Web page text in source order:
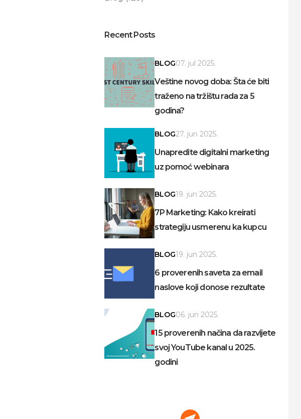
Recent Posts
BLOG07. jul 2025.
Veštine novog doba: Šta će biti
traženo na tržištu rada za 5
godina?
BLOG27. jun 2025.
Unapredite digitalni marketing
uz pomoć webinara
BLOG19. jun 2025.
7P Marketing: Kako kreirati
strategiju usmerenu ka kupcu
BLOG19. jun 2025.
6 proverenih saveta za email
naslove koji donose rezultate
BLOG06. jun 2025.
15 proverenih načina da razvijete
svoj YouTube kanal u 2025.
godini